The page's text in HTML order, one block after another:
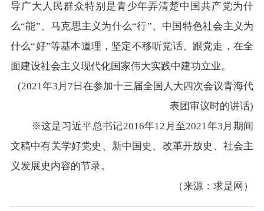
导广大人民群众特别是青少年弄清楚中国共产党为什
么“能”、马克思主义为什么“行”、中国特色社会主义为
什么“好”等基本道理，坚定不移听党话、跟党走，在全
面建设社会主义现代化国家伟大实践中建功立业。
(2021年3月7日在参加十三届全国人大四次会议青海代
表团审议时的讲话)
※这是习近平总书记2016年12月至2021年3月期间
文稿中有关学好党史、新中国史、改革开放史、社会主
义发展史内容的节录。
（来源：求是网）